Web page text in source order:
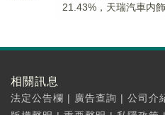
21.43%，天瑞汽車内
相關訊息
法定公告欄 | 廣告查詢 | 公司介